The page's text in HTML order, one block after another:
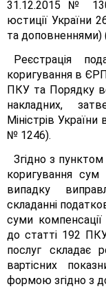
31.12.2015 №
юстиції України
та доповненнями)
Реєстрація
коригування в
ПКУ та Порядку
накладних,
Міністрів
№ 1246).
Згідно з
коригування
випадку
складанні
суми компенсації
до статті 192
послуг складає
вартісних
формою згідно з